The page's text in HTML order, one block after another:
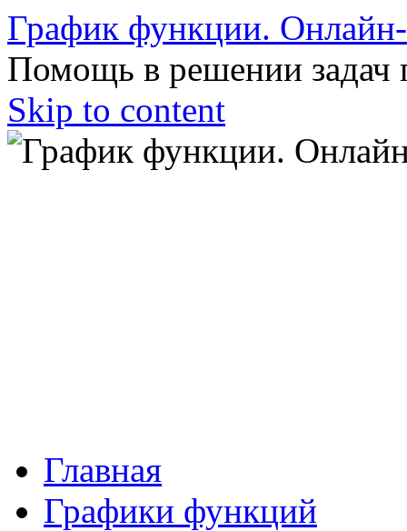
График функции.
Помощь в решении задач
Skip to content
Главная
Графики функций